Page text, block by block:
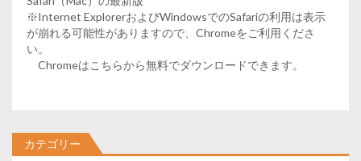
※Internet ExplorerおよびWindowsでのSafariの利用は表示
が崩れる可能性がありますので、Chromeをご利用くださ
い。
Chromeはこちらから無料でダウンロードできます。
カテゴリー